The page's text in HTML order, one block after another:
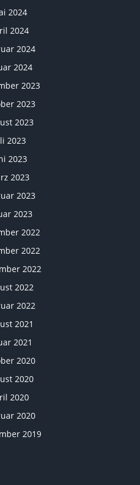
2024
2024
2024
2024
2023
2023
2023
2023
2023
2023
2023
2023
2022
2022
2022
2022
2022
2021
2021
2020
2020
2020
2020
2019